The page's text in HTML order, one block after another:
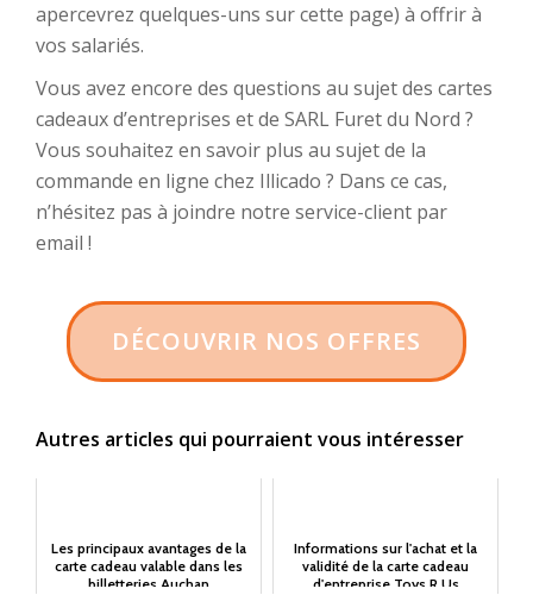
apercevrez quelques-uns sur cette page) à offrir à
vos salariés.
Vous avez encore des questions au sujet des cartes
cadeaux d’entreprises et de SARL Furet du Nord ?
Vous souhaitez en savoir plus au sujet de la
commande en ligne chez Illicado ? Dans ce cas,
n’hésitez pas à joindre notre service-client par
email !
DÉCOUVRIR NOS OFFRES
Autres articles qui pourraient vous intéresser
Les principaux avantages de la
carte cadeau valable dans les
billetteries Auchan
Informations sur l'achat et la
validité de la carte cadeau
d'entreprise Toys R Us